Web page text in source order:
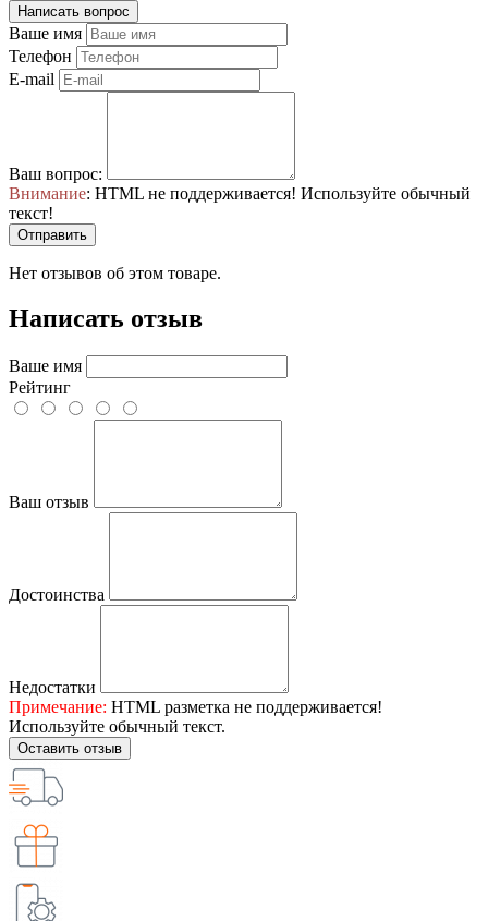
Написать вопрос
Ваше имя
Телефон
E-mail
Ваш вопрос:
Внимание: HTML не поддерживается! Используйте обычный
текст!
Отправить
Нет отзывов об этом товаре.
Написать отзыв
Ваше имя
Рейтинг
Ваш отзыв
Достоинства
Недостатки
Примечание: HTML разметка не поддерживается!
Используйте обычный текст.
Оставить отзыв